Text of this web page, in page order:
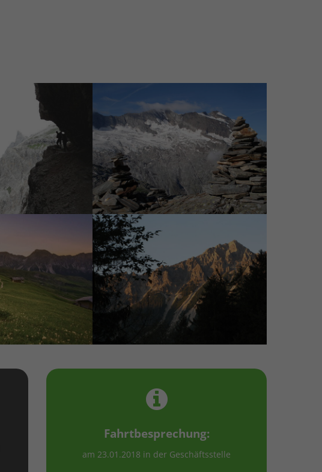
Fahrtbesprechung:
am 23.01.2018 in der Geschäftsstelle